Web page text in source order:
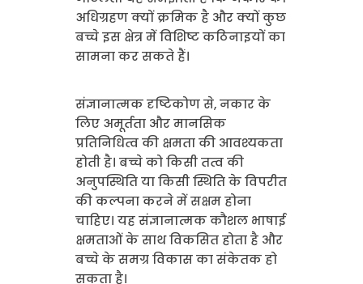
अधिग्रहण क्यों क्रमिक है और क्यों कुछ
बच्चे इस क्षेत्र में विशिष्ट कठिनाइयों का
सामना कर सकते हैं।
संज्ञानात्मक दृष्टिकोण से, नकार के
लिए अमूर्तता और मानसिक
प्रतिनिधित्व की क्षमता की आवश्यकता
होती है। बच्चे को किसी तत्व की
अनुपस्थिति या किसी स्थिति के विपरीत
की कल्पना करने में सक्षम होना
चाहिए। यह संज्ञानात्मक कौशल भाषाई
क्षमताओं के साथ विकसित होता है और
बच्चे के समग्र विकास का संकेतक हो
सकता है।